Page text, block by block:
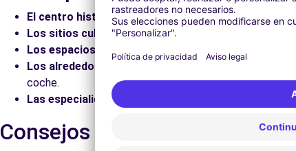
El centro histórico:Pasee por las calles del casco
Los sitios culturales:Visite los museos y
Los espacios naturales:
Los alrededores:
Explore los Pirineos catalanes, la
coche.
Las especialidades locales:
Descubra la
Consejos prácticos para